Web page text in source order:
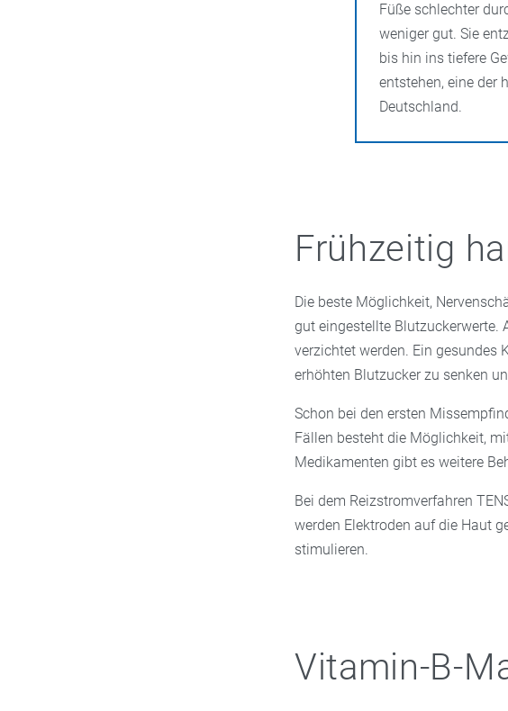
Füße schlechter
weniger gut. Sie
bis hin ins tiefere
entstehen, eine der
Deutschland.
Frühzeitig
Die beste Möglichkeit,
gut eingestellte
verzichtet werden. Ein gesundes
erhöhten Blutzucker zu senken
Schon bei den ersten
Fällen besteht die Möglichkeit,
Medikamenten gibt es weitere
Bei dem Reizstromverfahren
werden Elektroden auf die Haut
stimulieren.
Vitamin-B-